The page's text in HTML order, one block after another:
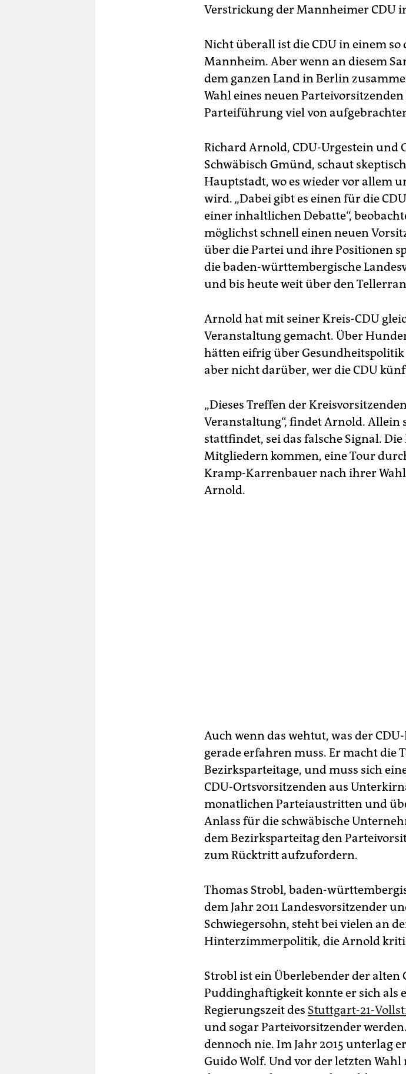
Verstrickung der Mannheimer CDU
Nicht überall ist die CDU in einem
Mannheim. Aber wenn an diesem
dem ganzen Land in Berlin
Wahl eines neuen
Parteiführung viel von
Richard Arnold, CDU-Urgestein und
Schwäbisch Gmünd, schaut
Hauptstadt, wo es wieder vor allem
wird. „Dabei gibt es einen für die
einer inhaltlichen Debatte“,
möglichst schnell einen neuen
über die Partei und ihre Positionen
die baden-württembergische
und bis heute weit über den
Arnold hat mit seiner Kreis-CDU
Veranstaltung gemacht. Über
hätten eifrig über
aber nicht darüber, wer die CDU
„Dieses Treffen der
Veranstaltung“, findet Arnold. Allein
stattfindet, sei das falsche Signal.
Mitgliedern kommen, eine Tour
Kramp-Karrenbauer nach ihrer
Arnold.
Auch wenn das wehtut, was der
gerade erfahren muss. Er macht die
Bezirksparteitage, und muss sich
CDU-Ortsvorsitzenden aus
monatlichen Parteiaustritten und
Anlass für die schwäbische
dem Bezirksparteitag den
zum Rücktritt aufzufordern.
Thomas Strobl, baden-
dem Jahr 2011 Landesvorsitzender
Schwiegersohn, steht bei vielen an
Hinterzimmerpolitik, die Arnold
Strobl ist ein Überlebender der alten
Puddinghaftigkeit konnte er sich als
Regierungszeit des Stuttgart-21-
und sogar Parteivorsitzender
dennoch nie. Im Jahr 2015 unterlag
Guido Wolf. Und vor der letzten